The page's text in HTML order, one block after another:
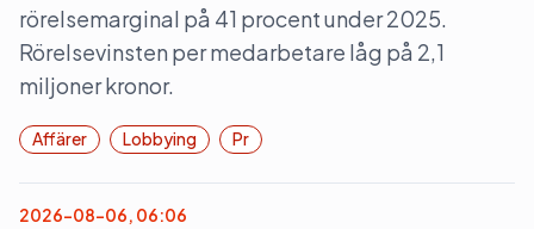
rörelsemarginal på 41 procent under 2025.
Rörelsevinsten per medarbetare låg på 2,1
miljoner kronor.
Affärer Lobbying Pr
2026-08-06, 06:06